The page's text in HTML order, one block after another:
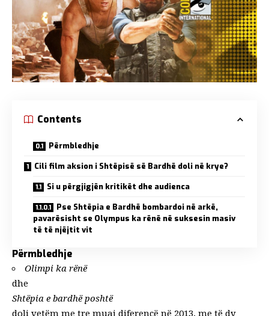
Contents
Përmbledhje
Cili film aksion i Shtëpisë së Bardhë doli në krye?
Si u përgjigjën kritikët dhe audienca
Pse Shtëpia e Bardhë bombardoi në arkë,
pavarësisht se Olympus ka rënë në suksesin masiv
të të njëjtit vit
Përmbledhje
Olimpi ka rënë
dhe
Shtëpia e bardhë poshtë
doli vetëm me tre muaj diferencë në 2013, me të dy